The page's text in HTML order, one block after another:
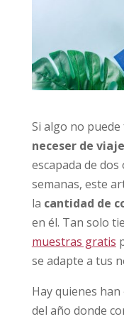
Si algo no
neceser de viaje
escapada de
semanas, este
la cantidad de
en él. Tan solo
muestras gratis
se adapte a tus
Hay quienes
del año donde